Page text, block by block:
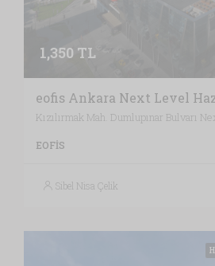
1,350 TL
eofis Ankara Next Level
EOFIS
Sibel Nisa Çelik